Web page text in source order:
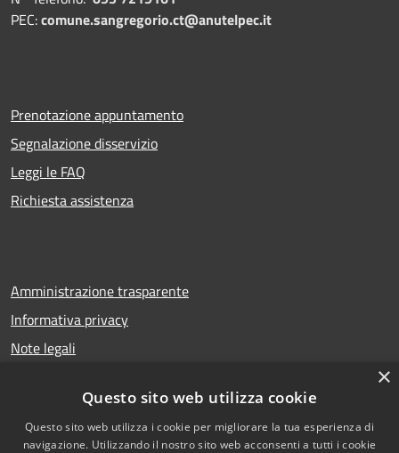
PEC:comune.sangregorio.ct@anutelpec.it
Prenotazione appuntamento
Segnalazione disservizio
Leggi le FAQ
Richiesta assistenza
Amministrazione trasparente
Informativa privacy
Note legali
×
Questo sito web utilizza cookie
Questo sito web utilizza i cookie per migliorare la tua esperienza di
navigazione. Utilizzando il nostro sito web acconsenti a tutti i cookie